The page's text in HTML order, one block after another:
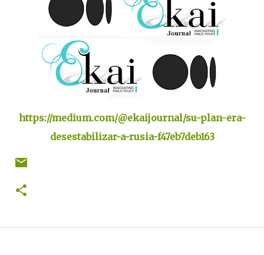
https://medium.com/@ekaijournal/su-plan-era-
desestabilizar-a-rusia-f47eb7deb163